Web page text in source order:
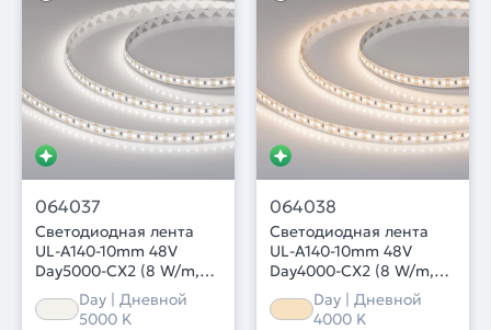
064037
Светодиодная лента
UL-A140-10mm 48V
Day5000-CX2 (8 W/m,
IP20, 30m) (Arlight,
резка 2 светодиода)
Day | Дневной
5000 K
064038
Светодиодная лента
UL-A140-10mm 48V
Day4000-CX2 (8 W/m,
IP20, 30m) (Arlight,
резка 2 светодиода)
Day | Дневной
4000 K